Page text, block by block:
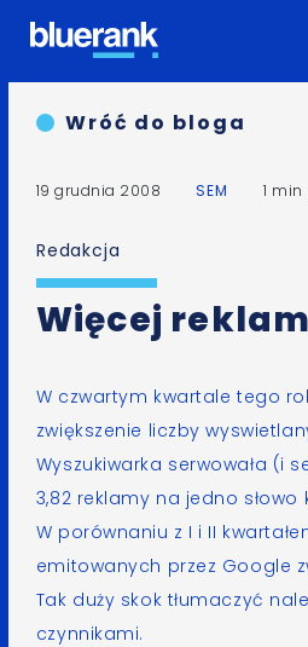
Wróć do bloga
19 grudnia 2008 SEM 1 min
Redakcja
Więcej
W czwartym kwartale tego
zwiększenie liczby
Wyszukiwarka serwowała (i
3,82 reklamy na jedno słowo
W porównaniu z I i II
emitowanych przez Google
Tak duży skok tłumaczyć
czynnikami.